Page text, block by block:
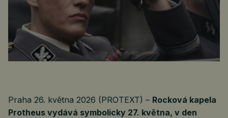
Praha 26. května 2026 (PROTEXT) – Rocková kapela
Protheus vydává symbolicky 27. května, v den